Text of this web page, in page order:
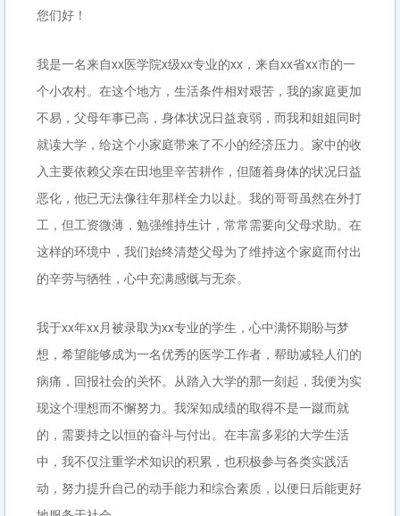
您们好！
我是一名来自xx医学院x级xx专业的xx，来自xx省xx市的一
个小农村。在这个地方，生活条件相对艰苦，我的家庭更加
不易，父母年事已高，身体状况日益衰弱，而我和姐姐同时
就读大学，给这个小家庭带来了不小的经济压力。家中的收
入主要依赖父亲在田地里辛苦耕作，但随着身体的状况日益
恶化，他已无法像往年那样全力以赴。我的哥哥虽然在外打
工，但工资微薄，勉强维持生计，常常需要向父母求助。在
这样的环境中，我们始终清楚父母为了维持这个家庭而付出
的辛劳与牺牲，心中充满感慨与无奈。
我于xx年xx月被录取为xx专业的学生，心中满怀期盼与梦
想，希望能够成为一名优秀的医学工作者，帮助减轻人们的
病痛，回报社会的关怀。从踏入大学的那一刻起，我便为实
现这个理想而不懈努力。我深知成绩的取得不是一蹴而就
的，需要持之以恒的奋斗与付出。在丰富多彩的大学生活
中，我不仅注重学术知识的积累，也积极参与各类实践活
动，努力提升自己的动手能力和综合素质，以便日后能更好